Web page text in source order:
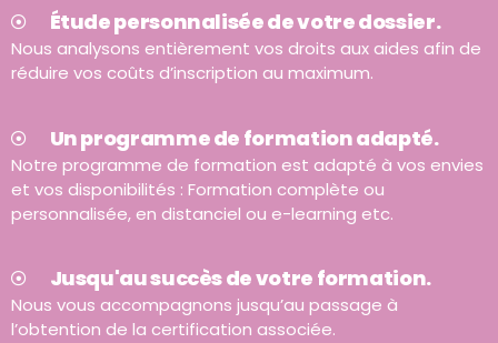
Étude personnalisée de votre dossier.
Nous analysons entièrement vos droits aux aides afin de
réduire vos coûts d’inscription au maximum.
Un programme de formation adapté.
Notre programme de formation est adapté à vos envies
et vos disponibilités : Formation complète ou
personnalisée, en distanciel ou e-learning etc.
Jusqu'au succès de votre formation.
Nous vous accompagnons jusqu’au passage à
l’obtention de la certification associée.